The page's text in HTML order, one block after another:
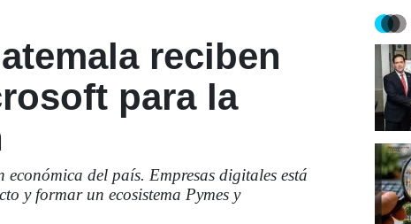
reciben
para la
del país. Empresas digitales está
y formar un ecosistema Pymes y